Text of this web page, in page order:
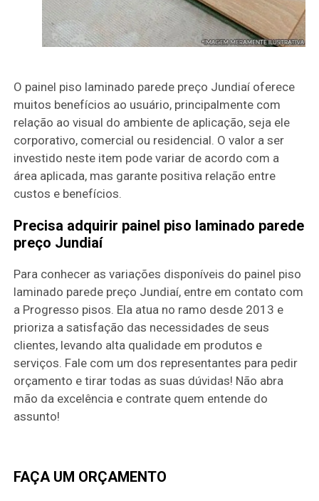
O painel piso laminado parede preço Jundiaí oferece
muitos benefícios ao usuário, principalmente com
relação ao visual do ambiente de aplicação, seja ele
corporativo, comercial ou residencial. O valor a ser
investido neste item pode variar de acordo com a
área aplicada, mas garante positiva relação entre
custos e benefícios.
Precisa adquirir painel piso laminado parede
preço Jundiaí
Para conhecer as variações disponíveis do painel piso
laminado parede preço Jundiaí, entre em contato com
a Progresso pisos. Ela atua no ramo desde 2013 e
prioriza a satisfação das necessidades de seus
clientes, levando alta qualidade em produtos e
serviços. Fale com um dos representantes para pedir
orçamento e tirar todas as suas dúvidas! Não abra
mão da excelência e contrate quem entende do
assunto!
FAÇA UM ORÇAMENTO